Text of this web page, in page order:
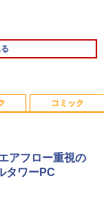
爆速NVMe式2
/ リカバリ/ Offi
付きWindows1
CF-LV7 軽量 14
トパソコン 第8
クーポン】【第8
PC】 Core i7 第
SFF Office付
WIFI子機付 DVD
面出力 中古パソ
本体
ノングレア 非
年保証 ディスプレ
モニター フルハ
晶モニター アイ
安心延長保証対象
フホワイト
Milli, ATL Jacob
レス 500ml ×24本
ム含有 水 ミネラル
静岡県産 500ミリリ
コミック
ジタル版ビッグガ
アフロー重視の
タワーPC